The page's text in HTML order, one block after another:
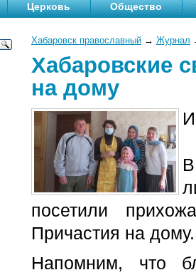
Церковь Общество
Хабаровск православный → Журнал
Хабаровские
на дому
посетили
Причастия на дому.
Напомним, что